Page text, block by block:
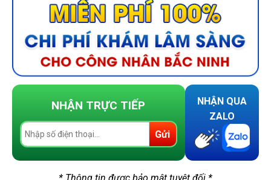
NHẬN TRỰC TIẾP
Gửi
NHẬN QUA
ZALO